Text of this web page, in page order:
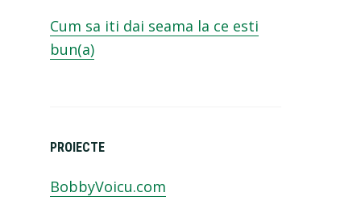
Cum sa iti dai seama la ce esti
bun(a)
PROIECTE
BobbyVoicu.com